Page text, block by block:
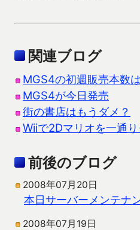
関連ブログ
MGS4の初週販売本数
MGS4が今日発売
街の書店はもうダメ？
Wiiで2Dマリオを一通
前後のブログ
2008年07月20日
本日サーバーメンテナ
2008年07月19日